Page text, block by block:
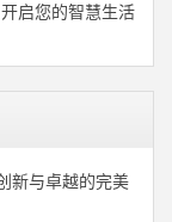
启您的智慧生活
新与卓越的完美